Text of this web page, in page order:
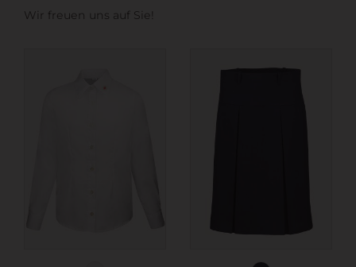
Wir freuen uns auf Sie!